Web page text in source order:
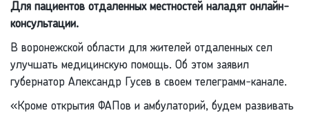
Для пациентов отдаленных местностей наладят онлайн-
консультации.
В воронежской области для жителей отдаленных сел
улучшать медицинскую помощь. Об этом заявил
губернатор Александр Гусев в своем телеграмм-канале.
«Кроме открытия ФАПов и амбулаторий, будем развивать